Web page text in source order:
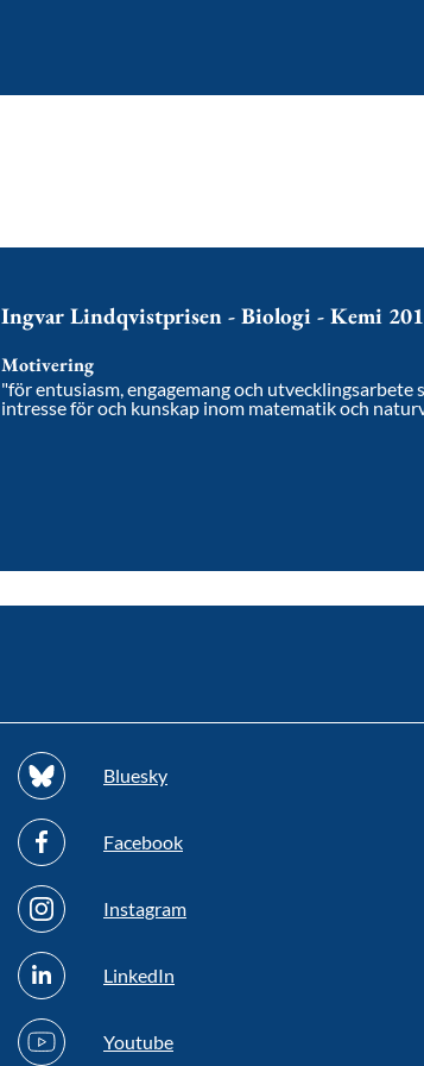
Ingvar Lindqvistprisen - Biologi - Kemi
Motivering
"för entusiasm, engagemang och
intresse för och kunskap inom matematik och
Bluesky
Facebook
Instagram
LinkedIn
Youtube